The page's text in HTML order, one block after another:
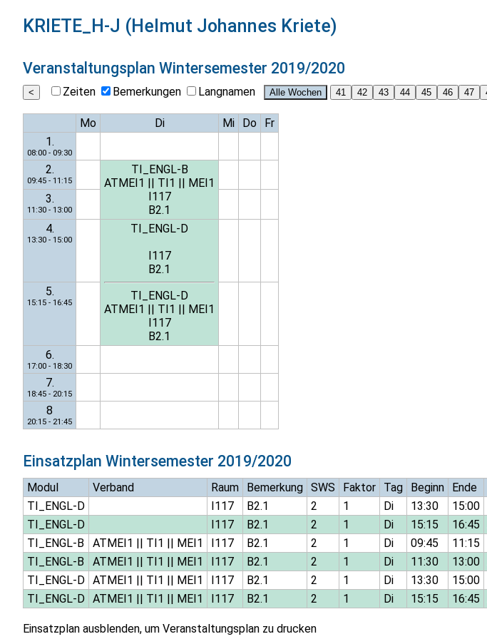
KRIETE_H-J (Helmut Johannes Kriete)
Veranstaltungsplan Wintersemester 2019/2020
Zeiten Bemerkungen Langnamen
Mo Di Mi Do
Fr
1.
08:00 - 09:30
2.
09:45 - 11:15
TI_ENGL-B
ATMEI1
TI1
MEI1
I117
B2.1
3.
11:30 - 13:00
4.
13:30 - 15:00
TI_ENGL-D
I117
B2.1
TI_ENGL-D
ATMEI1
TI1
MEI1
I117
B2.1
5.
15:15 - 16:45
6.
17:00 - 18:30
7.
18:45 - 20:15
8
20:15 - 21:45
Einsatzplan Wintersemester 2019/2020
Modul Verband Raum Bemerkung SWS Faktor Tag Beginn Ende
TI_ENGL-D
I117 B2.1 2 1 Di 13:30 15:00
TI_ENGL-D
I117 B2.1 2 1 Di 15:15 16:45
TI_ENGL-B
ATMEI1 || TI1 || MEI1 I117 B2.1 2 1 Di 09:45 11:15
TI_ENGL-B
ATMEI1 || TI1 || MEI1 I117 B2.1 2 1 Di 11:30 13:00
TI_ENGL-D ATMEI1 || TI1 || MEI1 I117 B2.1 2 1 Di 13:30 15:00
TI_ENGL-D ATMEI1 || TI1 || MEI1 I117 B2.1 2 1 Di 15:15 16:45
Einsatzplan ausblenden, um Veranstaltungsplan zu drucken